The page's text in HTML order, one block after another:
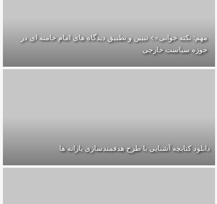
مهم: نکته خوانی=> تبیین و تطبیق دیدگاه های امام خامنه ای در
حوزه سیاست خارجی
دانلود کتابچه آشنایی با طرح هدفمندسازی یارانه ها